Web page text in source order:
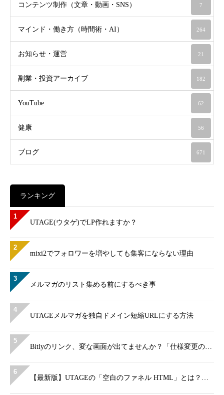
コンテンツ制作（文章・動画・SNS） 7
マインド・働き方（時間術・AI） 264
お知らせ・運営 21
副業・投資アーカイブ 182
YouTube 62
健康 56
ブログ 671
ランキング
1
UTAGE(ウタゲ)でLP作れますか？
2
mixi2でフォロワーを増やしても集客にならない理由
3
メルマガのリスト集める前にするべき事
4
UTAGEメルマガを独自ドメイン短縮URLにする方法
5
Bitlyのリンク、変な画面が出てませんか？「仕様変更の…
6
【最新版】UTAGEの「空白のファネル HTML」とは？…